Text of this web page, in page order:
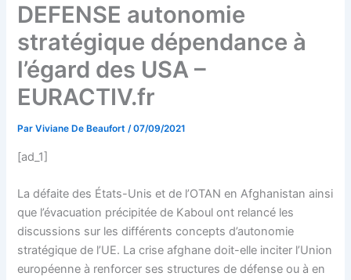
DEFENSE autonomie
stratégique dépendance à
l’égard des USA –
EURACTIV.fr
ParViviane De Beaufort/07/09/2021
[ad_1]
La défaite des États-Unis et de l’OTAN en Afghanistan ainsi
que l’évacuation précipitée de Kaboul ont relancé les
discussions sur les différents concepts d’autonomie
stratégique de l’UE. La crise afghane doit-elle inciter l’Union
européenne à renforcer ses structures de défense ou à en